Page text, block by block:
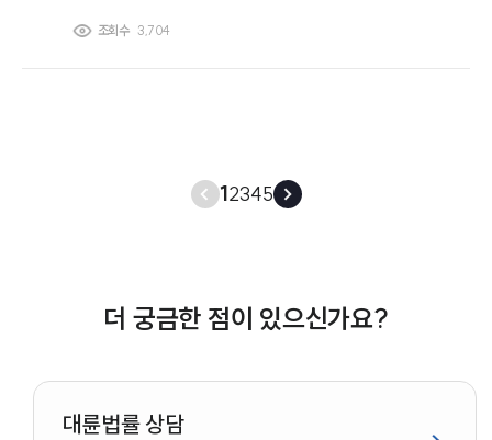
회사 규모는 크지 않지만 지분 구조가 복잡하고 서로 주장
조회수 3,704
12345
더 궁금한 점이 있으신가요?
대륜법률 상담